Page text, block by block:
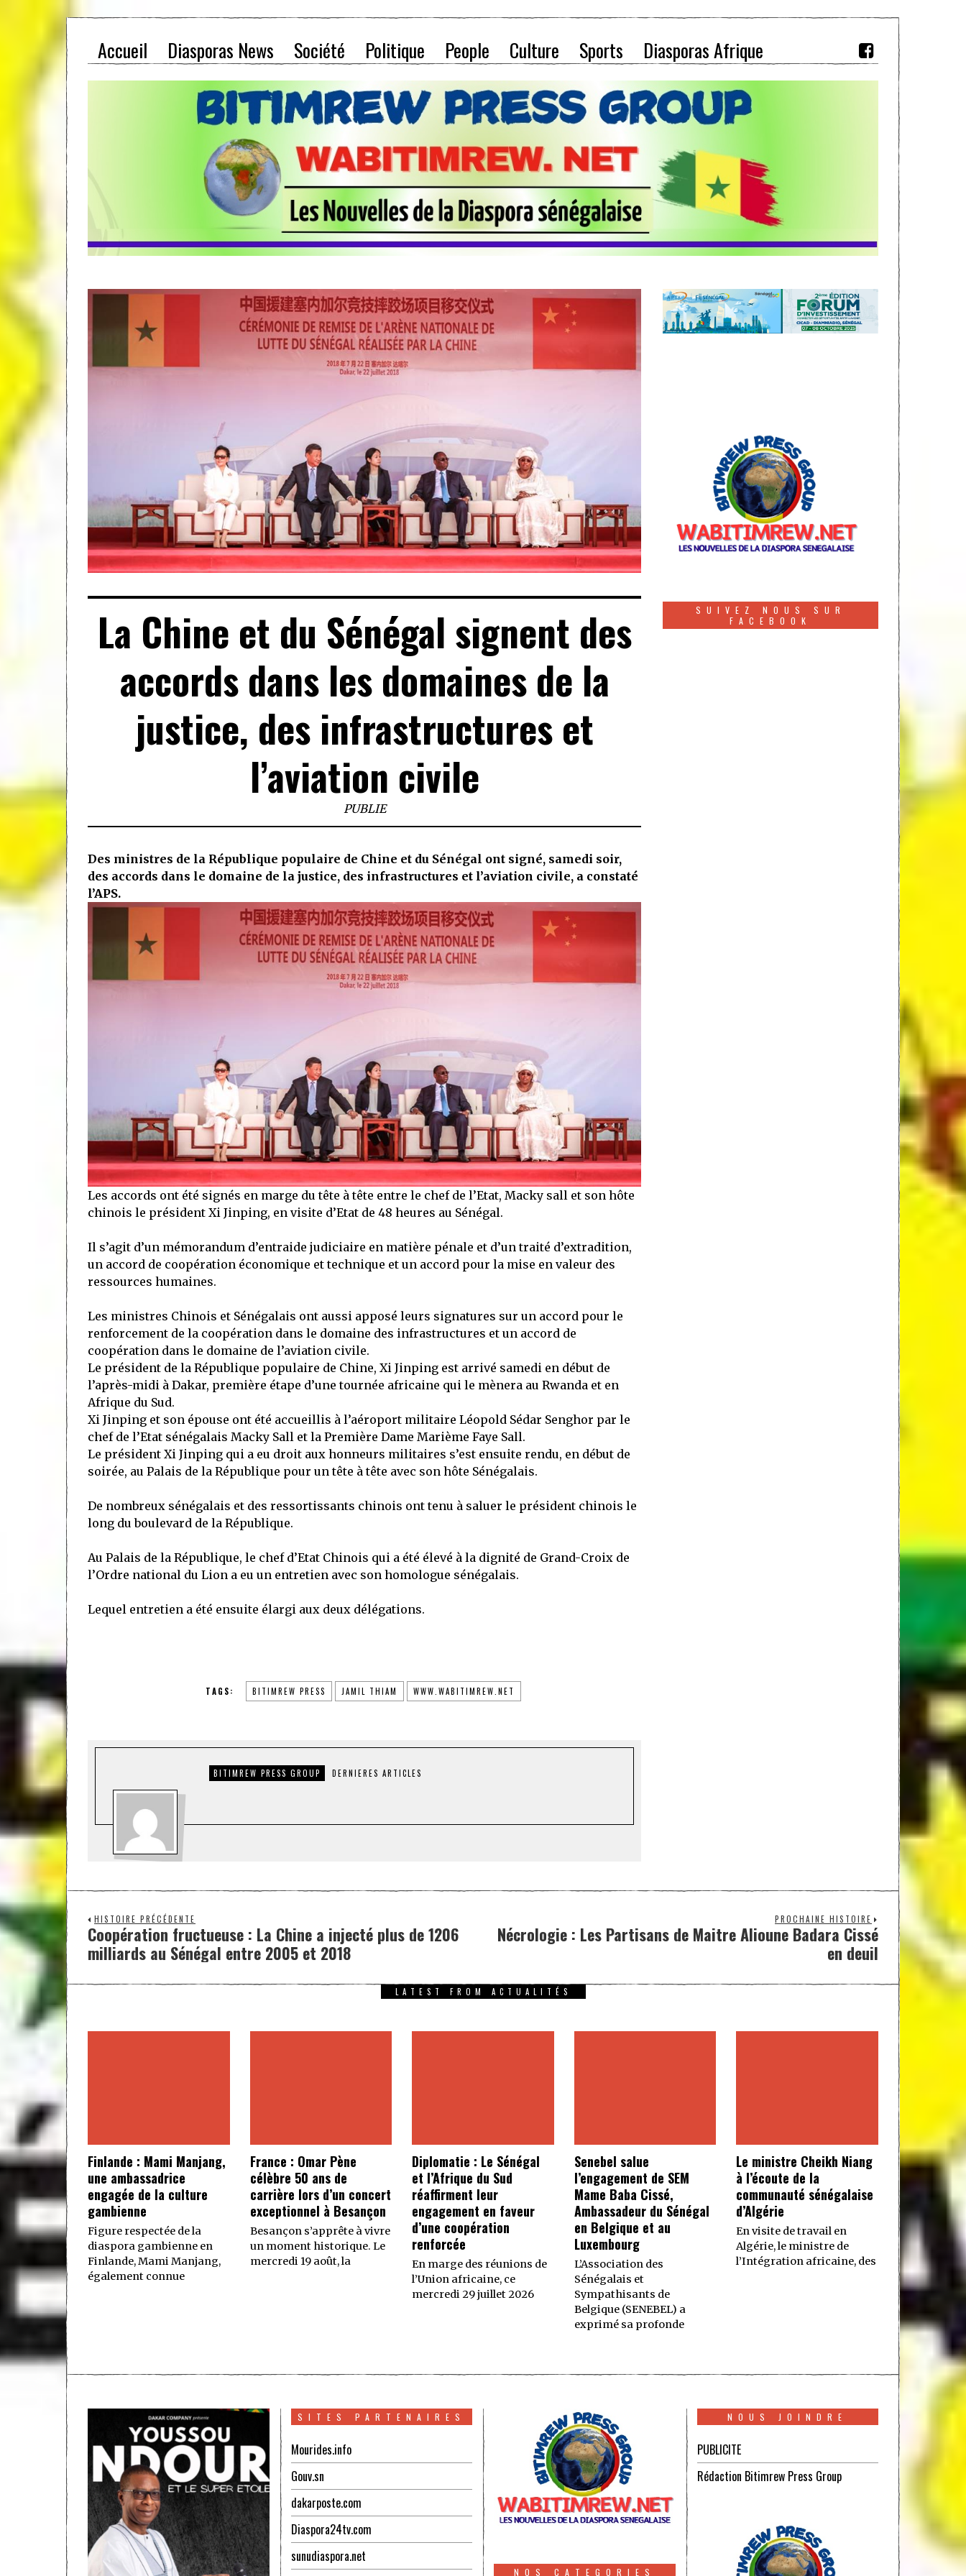
Accueil Diasporas News Société Politique People Culture Sports Diasporas Afrique
La Chine et du Sénégal signent des
accords dans les domaines de la
justice, des infrastructures et
l’aviation civile
PUBLIE
Des ministres de la République populaire de Chine et du Sénégal ont signé, samedi soir,
des accords dans le domaine de la justice, des infrastructures et l’aviation civile, a constaté
l’APS.
Les accords ont été signés en marge du tête à tête entre le chef de l’Etat, Macky sall et son hôte
chinois le président Xi Jinping, en visite d’Etat de 48 heures au Sénégal.
Il s’agit d’un mémorandum d’entraide judiciaire en matière pénale et d’un traité d’extradition,
un accord de coopération économique et technique et un accord pour la mise en valeur des
ressources humaines.
Les ministres Chinois et Sénégalais ont aussi apposé leurs signatures sur un accord pour le
renforcement de la coopération dans le domaine des infrastructures et un accord de
coopération dans le domaine de l’aviation civile.
Le président de la République populaire de Chine, Xi Jinping est arrivé samedi en début de
l’après-midi à Dakar, première étape d’une tournée africaine qui le mènera au Rwanda et en
Afrique du Sud.
Xi Jinping et son épouse ont été accueillis à l’aéroport militaire Léopold Sédar Senghor par le
chef de l’Etat sénégalais Macky Sall et la Première Dame Marième Faye Sall.
Le président Xi Jinping qui a eu droit aux honneurs militaires s’est ensuite rendu, en début de
soirée, au Palais de la République pour un tête à tête avec son hôte Sénégalais.
De nombreux sénégalais et des ressortissants chinois ont tenu à saluer le président chinois le
long du boulevard de la République.
Au Palais de la République, le chef d’Etat Chinois qui a été élevé à la dignité de Grand-Croix de
l’Ordre national du Lion a eu un entretien avec son homologue sénégalais.
Lequel entretien a été ensuite élargi aux deux délégations.
TAGS: BITIMREW PRESS JAMIL THIAM WWW.WABITIMREW.NET
BITIMREW PRESS GROUP DERNIERES ARTICLES
SUIVEZ NOUS SUR
FACEBOOK
HISTOIRE PRÉCÉDENTE
Coopération fructueuse : La Chine a injecté plus de 1206
milliards au Sénégal entre 2005 et 2018
PROCHAINE HISTOIRE
Nécrologie : Les Partisans de Maitre Alioune Badara Cissé
en deuil
LATEST FROM ACTUALITÉS
Finlande : Mami Manjang,
une ambassadrice
engagée de la culture
gambienne
Figure respectée de la
diaspora gambienne en
Finlande, Mami Manjang,
également connue
France : Omar Pène
célèbre 50 ans de
carrière lors d’un concert
exceptionnel à Besançon
Besançon s’apprête à vivre
un moment historique. Le
mercredi 19 août, la
Diplomatie : Le Sénégal
et l’Afrique du Sud
réaffirment leur
engagement en faveur
d’une coopération
renforcée
En marge des réunions de
l’Union africaine, ce
mercredi 29 juillet 2026
Senebel salue
l’engagement de SEM
Mame Baba Cissé,
Ambassadeur du Sénégal
en Belgique et au
Luxembourg
L’Association des
Sénégalais et
Sympathisants de
Belgique (SENEBEL) a
exprimé sa profonde
Le ministre Cheikh Niang
à l’écoute de la
communauté sénégalaise
d’Algérie
En visite de travail en
Algérie, le ministre de
l’Intégration africaine, des
SITES PARTENAIRES
Mourides.info
Gouv.sn
dakarposte.com
Diaspora24tv.com
sunudiaspora.net
NOS CATEGORIES
NOUS JOINDRE
PUBLICITE
Rédaction Bitimrew Press Group